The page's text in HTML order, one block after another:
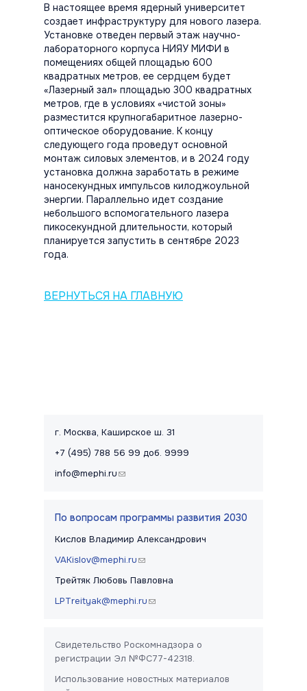
В настоящее время ядерный университет
создает инфраструктуру для нового лазера.
Установке отведен первый этаж научно-
лабораторного корпуса НИЯУ МИФИ в
помещениях общей площадью 600
квадратных метров, ее сердцем будет
«Лазерный зал» площадью 300 квадратных
метров, где в условиях «чистой зоны»
разместится крупногабаритное лазерно-
оптическое оборудование. К концу
следующего года проведут основной
монтаж силовых элементов, и в 2024 году
установка должна заработать в режиме
наносекундных импульсов килоджоульной
энергии. Параллельно идет создание
небольшого вспомогательного лазера
пикосекундной длительности, который
планируется запустить в сентябре 2023
года.
ВЕРНУТЬСЯ НА ГЛАВНУЮ
г. Москва, Каширское ш. 31
+7 (495) 788 56 99 доб. 9999
info@mephi.ru(link sends e-mail)
По вопросам программы развития 2030
Кислов Владимир Александрович
VAKislov@mephi.ru(link sends e-mail)
Трейтяк Любовь Павловна
LPTreityak@mephi.ru(link sends e-mail)
Свидетельство Роскомнадзора о
регистрации Эл №ФС77-42318.
Использование новостных материалов